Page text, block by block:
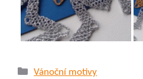
Rubriky
Vánoční motivy